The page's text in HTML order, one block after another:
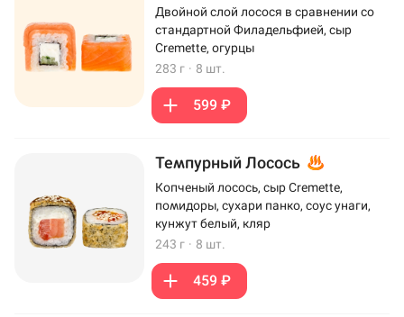
Двойной слой лосося в сравнении со
стандартной Филадельфией, сыр
Cremette, огурцы
283 г · 8 шт.
599 ₽
Темпурный Лосось
Копченый лосось, сыр Cremette,
помидоры, сухари панко, соус унаги,
кунжут белый, кляр
243 г · 8 шт.
459 ₽